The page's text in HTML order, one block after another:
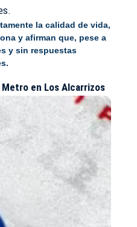
la calidad de vida,
y afirman que, pese a
y sin respuestas
en Los Alcarrizos